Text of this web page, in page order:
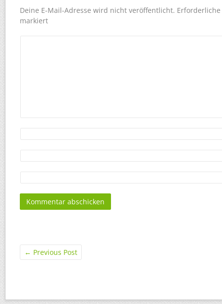
Deine E-Mail-Adresse wird nicht veröffentlicht.
markiert
← Previous Post